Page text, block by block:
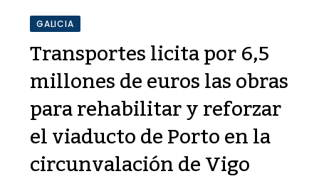
GALICIA
Transportes licita por 6,5
millones de euros las obras
para rehabilitar y reforzar
el viaducto de Porto en la
circunvalación de Vigo